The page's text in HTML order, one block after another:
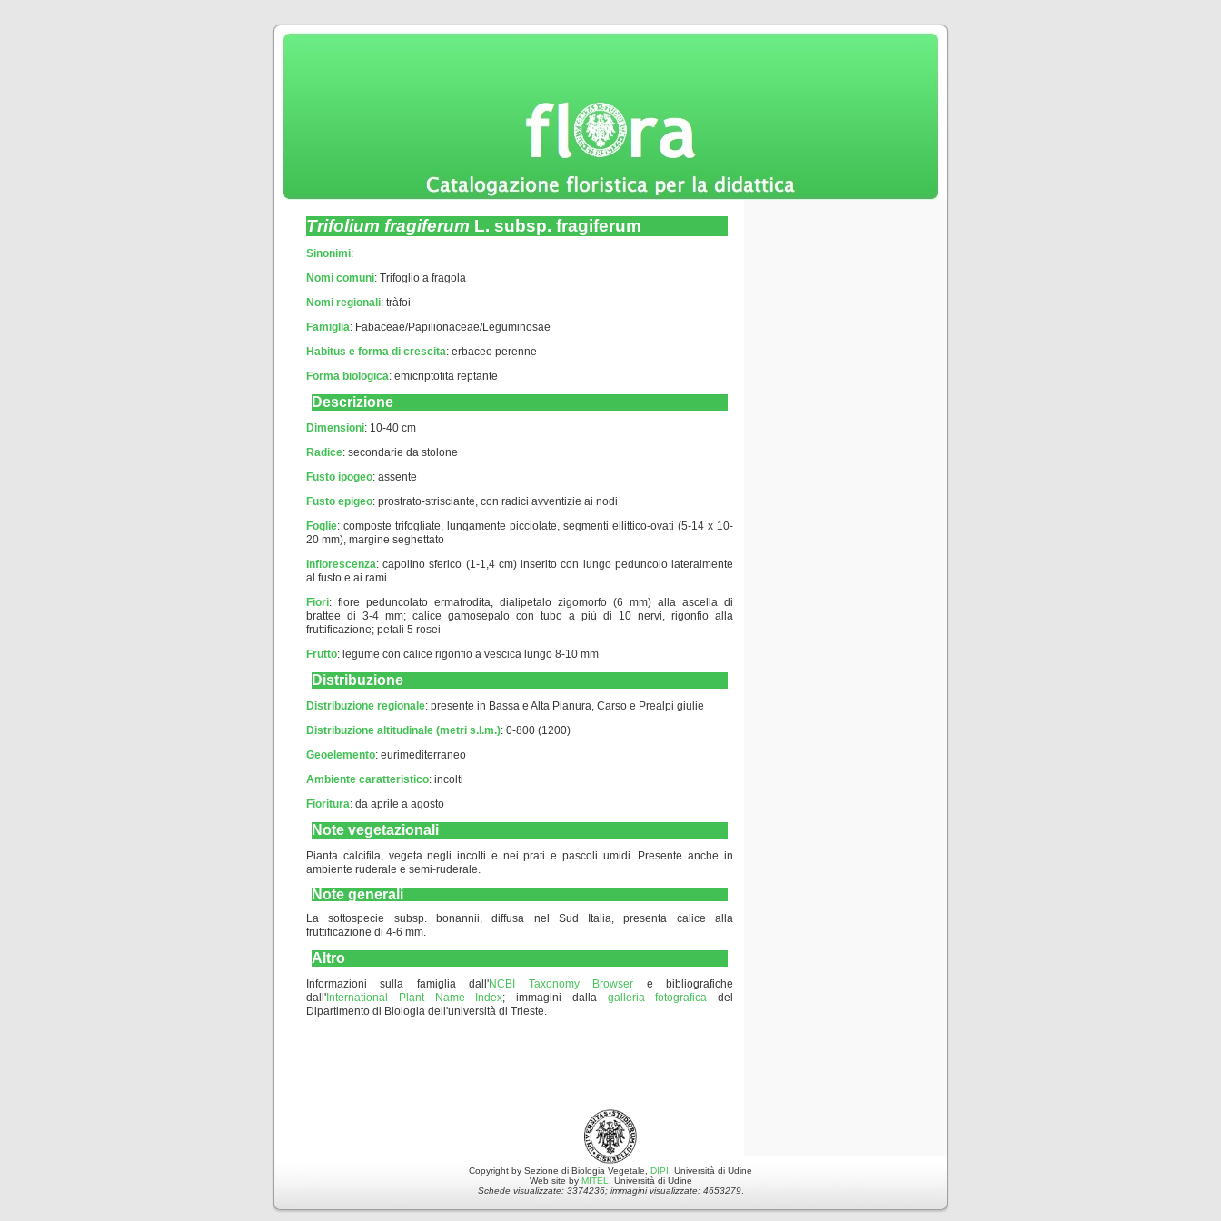
Trifolium fragiferum L. subsp. fragiferum
Sinonimi:
Nomi comuni: Trifoglio a fragola
Nomi regionali: tràfoi
Famiglia: Fabaceae/Papilionaceae/Leguminosae
Habitus e forma di crescita: erbaceo perenne
Forma biologica: emicriptofita reptante
Descrizione
Dimensioni: 10-40 cm
Radice: secondarie da stolone
Fusto ipogeo: assente
Fusto epigeo: prostrato-strisciante, con radici avventizie ai nodi
Foglie: composte trifogliate, lungamente picciolate, segmenti ellittico-ovati (5-14 x 10-
20 mm), margine seghettato
Infiorescenza: capolino sferico (1-1,4 cm) inserito con lungo peduncolo lateralmente
al fusto e ai rami
Fiori: fiore peduncolato ermafrodita, dialipetalo zigomorfo (6 mm) alla ascella di
brattee di 3-4 mm; calice gamosepalo con tubo a più di 10 nervi, rigonfio alla
fruttificazione; petali 5 rosei
Frutto: legume con calice rigonfio a vescica lungo 8-10 mm
Distribuzione
Distribuzione regionale: presente in Bassa e Alta Pianura, Carso e Prealpi giulie
Distribuzione altitudinale (metri s.l.m.): 0-800 (1200)
Geoelemento: eurimediterraneo
Ambiente caratteristico: incolti
Fioritura: da aprile a agosto
Note vegetazionali
Pianta calcifila, vegeta negli incolti e nei prati e pascoli umidi. Presente anche in
ambiente ruderale e semi-ruderale.
Note generali
La sottospecie subsp. bonannii, diffusa nel Sud Italia, presenta calice alla
fruttificazione di 4-6 mm.
Altro
Informazioni sulla famiglia dall'NCBI Taxonomy Browser e bibliografiche
dall' International Plant Name Index; immagini dalla galleria fotografica del
Dipartimento di Biologia dell'università di Trieste.
Copyright by Sezione di Biologia Vegetale, DIPI , Università di Udine
Web site by MITEL
, Università di Udine
Schede visualizzate: 3374236; immagini visualizzate: 4653279.